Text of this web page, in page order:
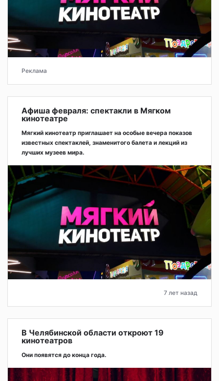
Реклама
Афиша февраля: спектакли в Мягком
кинотеатре
Мягкий кинотеатр приглашает на особые вечера показов
известных спектаклей, знаменитого балета и лекций из
лучших музеев мира.
7 лет назад
В Челябинской области откроют 19
кинотеатров
Они появятся до конца года.